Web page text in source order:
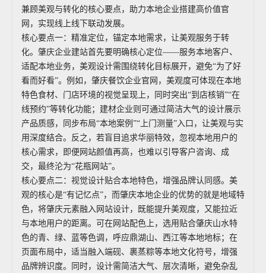
兼顾美观与转化的核心要点，助力本地企业搭建高价值官
网，实现线上线下联动发展。
核心要点一：精准定位，锚定本地需求，让美观服务于转
化。肇庆企业建站首先要明确核心定位——服务本地客户、
适配本地业务，美观设计需围绕转化目标展开，避免“为了好
看而好看”。例如，肇庆餐饮企业官网，美观度可体现在本地
特色食材、门店环境的视觉呈现上，同时突出“到店核销”“在
线预约”等转化功能；建材企业则可通过简洁大气的设计展示
产品质感，同步布局“本地案例”“上门测量”入口，让美观与实
用深度结合。反之，若盲目追求华丽特效，忽视本地用户的
核心需求，即便网站颜值再高，也难以引导客户咨询、成
交，最终沦为“花瓶网站”。
核心要点二：视觉设计贴合本地特色，增强品牌认同感。美
观的核心是“有记忆点”，而肇庆本地企业的优势的就是地域特
色，将肇庆元素融入网站设计，既能提升美观度，又能拉近
与本地用户的距离。可在网站配色上，选用贴合肇庆山水特
色的青、绿、蓝等色调，呼应鼎湖山、西江等本地地标；在
页面布局中，适当融入端砚、裹蒸粽等本地文化符号，增强
品牌辨识度。同时，设计需简洁大气、层次清晰，避免杂乱